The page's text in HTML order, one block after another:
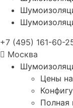
+7 (495) 161-60-
Москва
Цены
Полная